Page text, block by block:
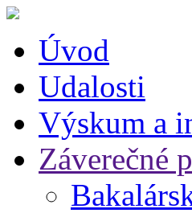
Úvod
Udalosti
Výskum a
Záverečné